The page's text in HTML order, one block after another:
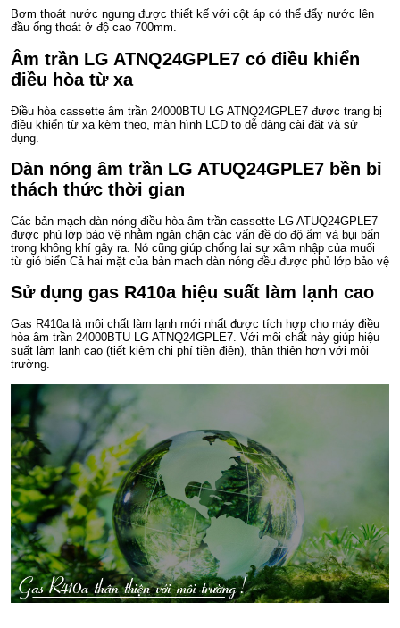
Bơm thoát nước ngưng được thiết kế với cột áp có thể đẩy nước lên
đầu ống thoát ở độ cao 700mm.
Âm trần LG ATNQ24GPLE7 có điều khiển
điều hòa từ xa
Điều hòa cassette âm trần 24000BTU LG ATNQ24GPLE7 được trang bị
điều khiển từ xa kèm theo, màn hình LCD to dễ dàng cài đặt và sử
dụng.
Dàn nóng âm trần LG ATUQ24GPLE7 bền bỉ
thách thức thời gian
Các bản mạch dàn nóng điều hòa âm trần cassette LG ATUQ24GPLE7
được phủ lớp bảo vệ nhằm ngăn chặn các vấn đề do độ ẩm và bụi bẩn
trong không khí gây ra. Nó cũng giúp chống lại sự xâm nhập của muối
từ gió biển Cả hai mặt của bản mạch dàn nóng đều được phủ lớp bảo vệ
Sử dụng gas R410a hiệu suất làm lạnh cao
Gas R410a là môi chất làm lạnh mới nhất được tích hợp cho máy điều
hòa âm trần 24000BTU LG ATNQ24GPLE7. Với môi chất này giúp hiệu
suất làm lạnh cao (tiết kiệm chi phí tiền điện), thân thiện hơn với môi
trường.